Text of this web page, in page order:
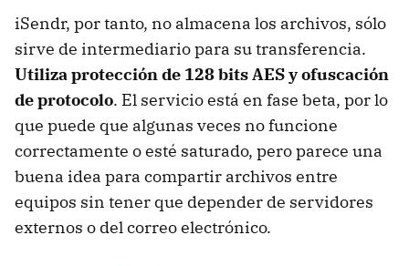
iSendr, por tanto, no almacena los archivos, sólo
sirve de intermediario para su transferencia.
Utiliza protección de 128 bitsAESy ofuscación
de protocolo. El servicio está en fase beta, por lo
que puede que algunas veces no funcione
correctamente o esté saturado, pero parece una
buena idea para compartir archivos entre
equipos sin tener que depender de servidores
externos o del correo electrónico.